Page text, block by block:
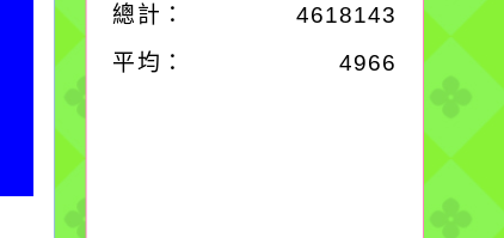
總計： 4618143
平均： 4966